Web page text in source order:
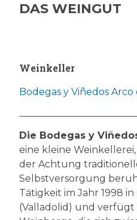
DAS WEINGUT
Weinkeller
Bodegas y Viñedos Arco
Die Bodegas y
eine kleine
der Achtung
Selbstversorgung
Tätigkeit im Jahr 1998
(Valladolid) und